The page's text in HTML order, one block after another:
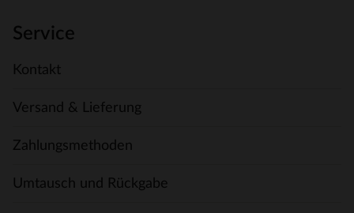
Service
Kontakt
Versand & Lieferung
Zahlungsmethoden
Umtausch und Rückgabe